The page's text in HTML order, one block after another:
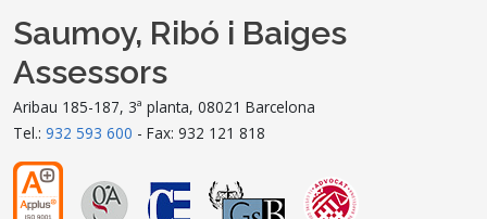
Saumoy, Ribó i Baiges
Assessors
Aribau 185-187, 3ª planta, 08021 Barcelona
Tel.: 932 593 600 - Fax: 932 121 818